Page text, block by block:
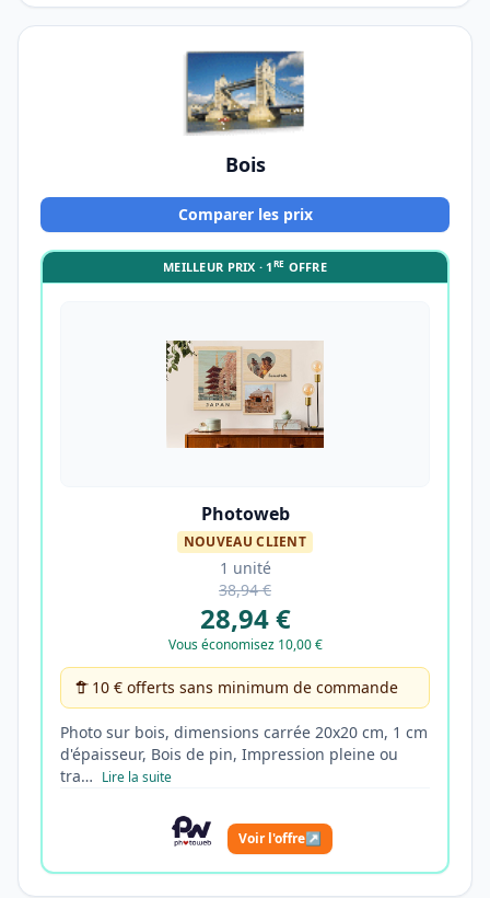
Bois
Comparer les prix
MEILLEUR PRIX · 1RE OFFRE
Photoweb
NOUVEAU CLIENT
1 unité
38,94 €
28,94 €
Vous économisez 10,00 €
10 € offerts sans minimum de commande
Photo sur bois, dimensions carrée 20x20 cm, 1 cm
d'épaisseur, Bois de pin, Impression pleine ou
tra… Lire la suite
Voir l'offre↗